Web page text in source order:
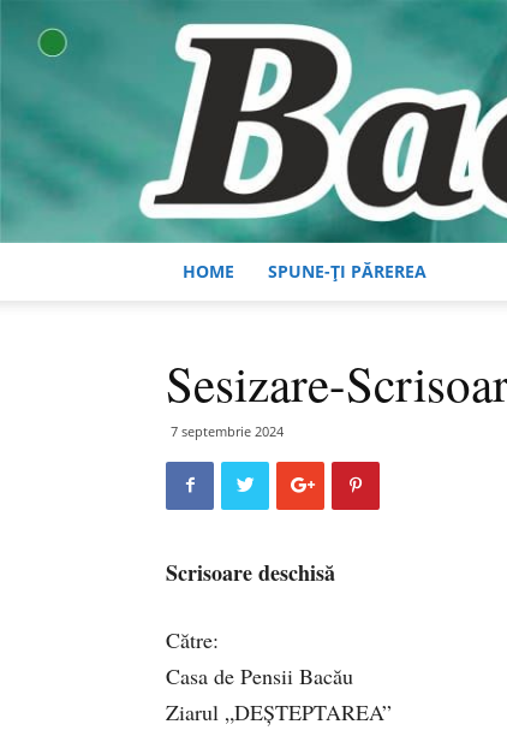
HOME SPUNE-ȚI PĂREREA
Sesizare-
7 septembrie 2024
Scrisoare deschisă
Către:
Casa de Pensii Bacău
Ziarul „DEȘTEPTAREA”